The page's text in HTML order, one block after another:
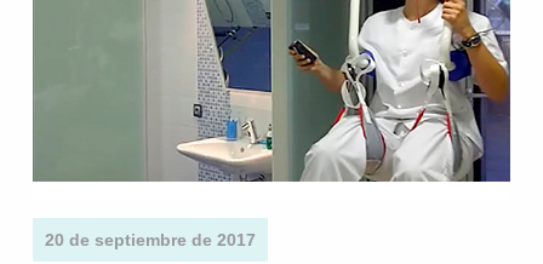
20 de septiembre de 2017